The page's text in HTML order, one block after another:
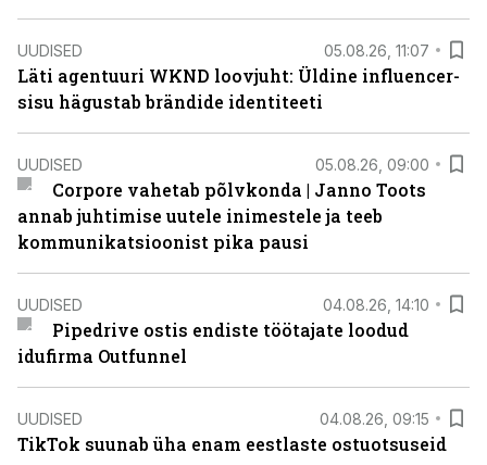
UUDISED 05.08.26, 11:07
Läti agentuuri WKND loovjuht: Üldine influencer-
sisu hägustab brändide identiteeti
UUDISED 05.08.26, 09:00
Corpore vahetab põlvkonda | Janno Toots
annab juhtimise uutele inimestele ja teeb
kommunikatsioonist pika pausi
UUDISED 04.08.26, 14:10
Pipedrive ostis endiste töötajate loodud
idufirma Outfunnel
UUDISED 04.08.26, 09:15
TikTok suunab üha enam eestlaste ostuotsuseid